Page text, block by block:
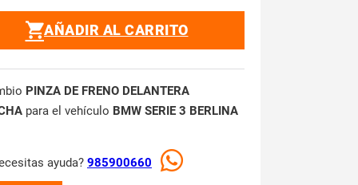
AÑADIR AL CARRITO
PINZA DE FRENO DELANTERA
para el vehículo BMW SERIE 3 BERLINA
ayuda? 985900660